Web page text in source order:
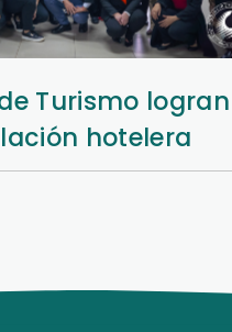
Semana Hotelera
Lorenzo